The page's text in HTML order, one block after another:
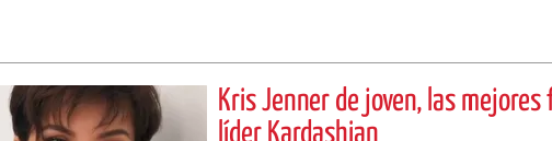
Kris Jenner de joven, las
líder Kardashian